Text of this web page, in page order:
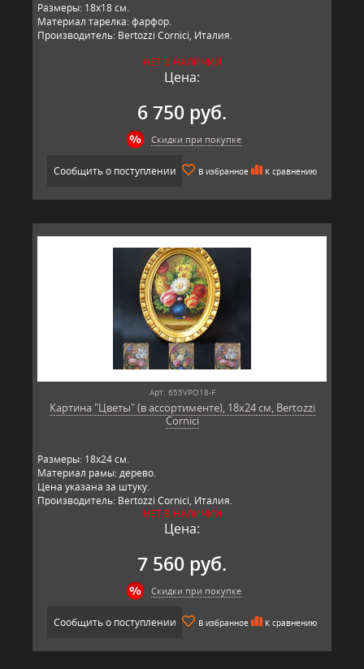
​Размеры: 18х18 см.
Материал тарелка: фарфор.
Производитель: Bertozzi Cornici, Италия.
НЕТ В НАЛИЧИИ
Цена:
6 750 руб.
Скидки при покупке
Сообщить о поступлении В избранное К сравнению
Арт: 655VPO18-F
Картина "Цветы" (в ассортименте), 18х24 см, Bertozzi
Cornici
Размеры: 18х24 см.
Материал рамы: дерево.
Цена указана за штуку.
Производитель: Bertozzi Cornici, Италия.
НЕТ В НАЛИЧИИ
Цена:
7 560 руб.
Скидки при покупке
Сообщить о поступлении В избранное К сравнению